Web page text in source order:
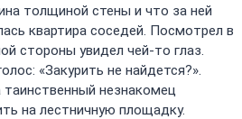
толщиной стены и что за ней
квартира соседей. Посмотрел в
стороны увидел чей-то глаз.
«Закурить не найдется?».
таинственный незнакомец
на лестничную площадку.